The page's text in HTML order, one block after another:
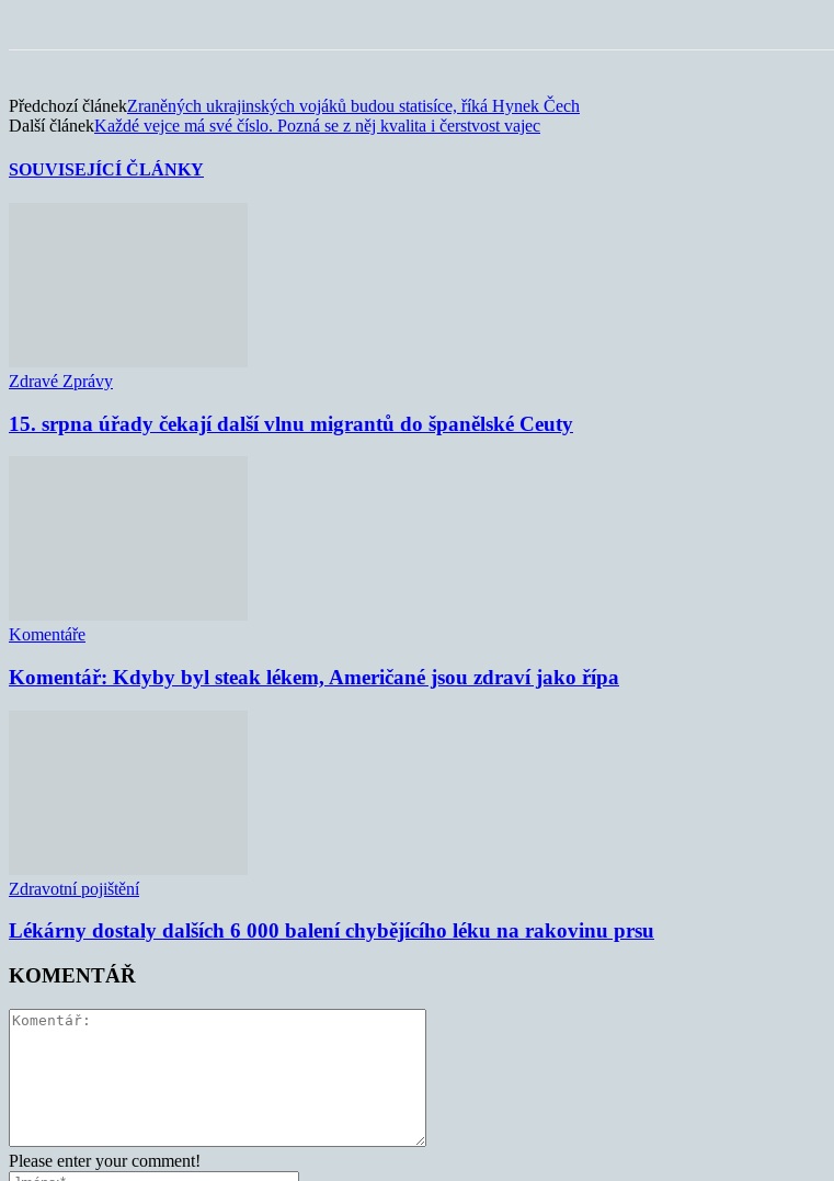
Předchozí článekZraněných ukrajinských vojáků budou statisíce, říká Hynek Čech
Další článekKaždé vejce má své číslo. Pozná se z něj kvalita i čerstvost vajec
SOUVISEJÍCÍ ČLÁNKY
Zdravé Zprávy
15. srpna úřady čekají další vlnu migrantů do španělské Ceuty
Komentáře
Komentář: Kdyby byl steak lékem, Američané jsou zdraví jako řípa
Zdravotní pojištění
Lékárny dostaly dalších 6 000 balení chybějícího léku na rakovinu prsu
KOMENTÁŘ
Please enter your comment!